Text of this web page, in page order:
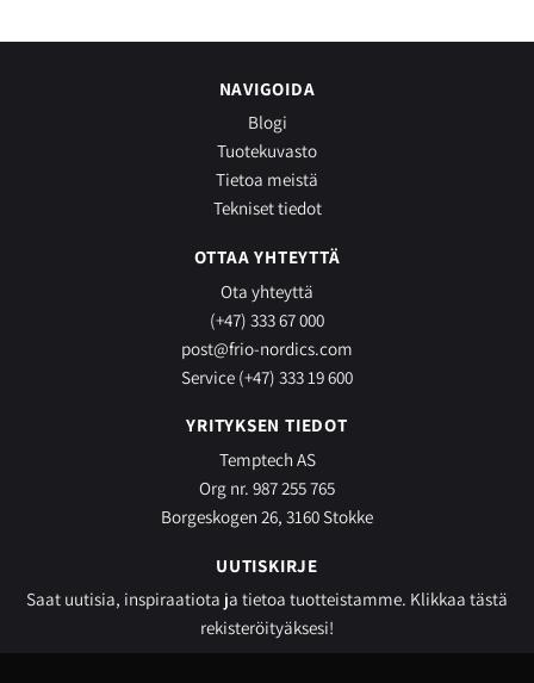
NAVIGOIDA
Blogi
Tuotekuvasto
Tietoa meistä
Tekniset tiedot
OTTAA YHTEYTTÄ
Ota yhteyttä
(+47) 333 67 000
post@frio-nordics.com
Service (+47) 333 19 600
YRITYKSEN TIEDOT
Temptech AS
Org nr. 987 255 765
Borgeskogen 26, 3160 Stokke
UUTISKIRJE
Saat uutisia, inspiraatiota ja tietoa tuotteistamme. Klikkaa tästä
rekisteröityäksesi!